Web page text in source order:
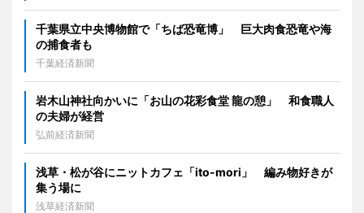
千葉県立中央博物館で「ちば恐竜博」 巨大肉食恐竜や海
の捕食者も
千葉経済新聞
岩木山神社向かいに「お山の花彩食堂 龍の憩」 和食職人
の夫婦が経営
弘前経済新聞
浅草・松が谷にニットカフェ「ito-mori」 編み物好きが
集う場に
浅草経済新聞